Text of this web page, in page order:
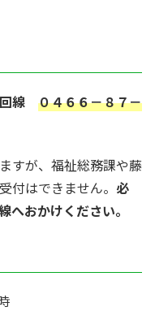
線
０４６６－８７－
すが、福祉総務課や藤
付はできません。 必
へおかけください。